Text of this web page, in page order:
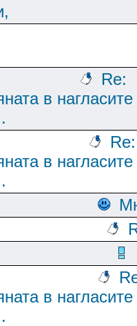
Re:
в
Re:
в
в